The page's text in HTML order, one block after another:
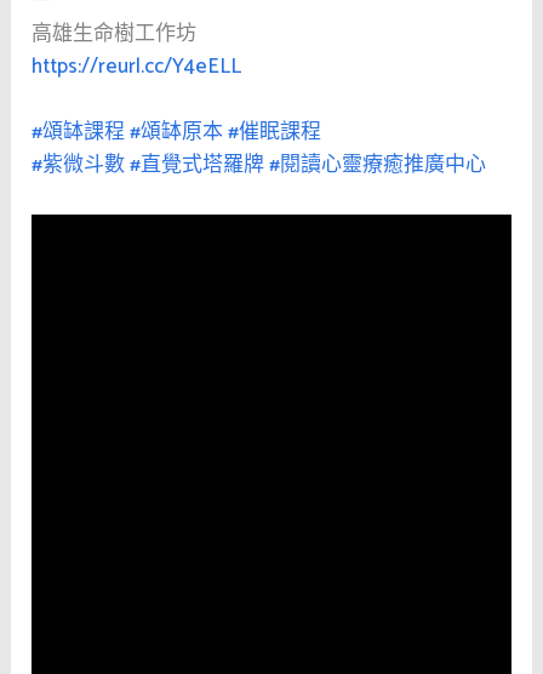
高雄生命樹工作坊
https://reurl.cc/Y4eELL
#頌缽課程#頌缽原本#催眠課程
#紫微斗數#直覺式塔羅牌#閱讀心靈療癒推廣中心